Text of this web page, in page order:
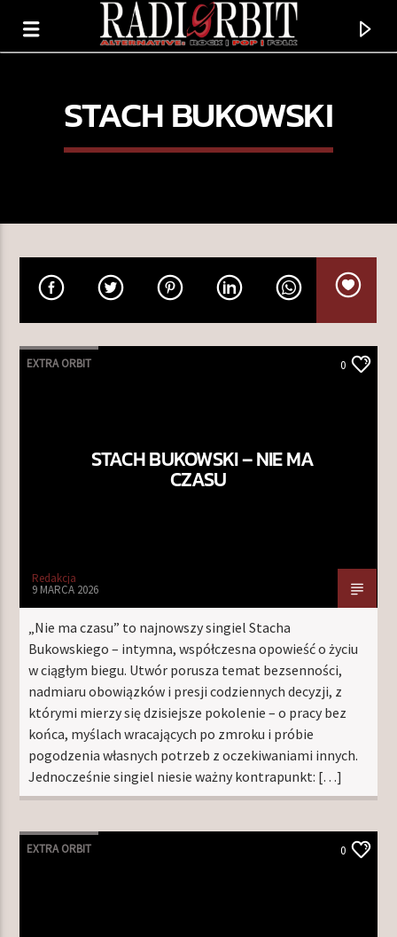
HAMAIR
TERAZ W RAMÓWCE
NIGHT ORBIT
LIGHT ORBIT WEEKEND
06:00 08:00
Radio Orbit
STACH BUKOWSKI
EXTRA ORBIT 0
STACH BUKOWSKI – NIE MA
CZASU
Redakcja
9 MARCA 2026
„Nie ma czasu” to najnowszy singiel Stacha
Bukowskiego – intymna, współczesna opowieść o życiu
w ciągłym biegu. Utwór porusza temat bezsenności,
nadmiaru obowiązków i presji codziennych decyzji, z
którymi mierzy się dzisiejsze pokolenie – o pracy bez
końca, myślach wracających po zmroku i próbie
pogodzenia własnych potrzeb z oczekiwaniami innych.
Jednocześnie singiel niesie ważny kontrapunkt: […]
EXTRA ORBIT 0